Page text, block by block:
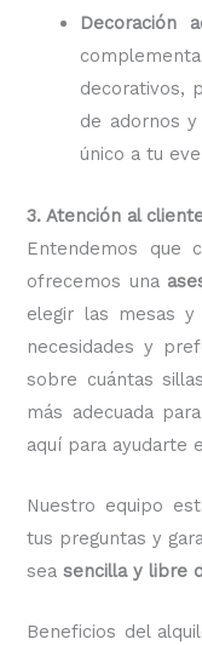
Decoración
decorativos,
de adornos y
único a tu
3. Atención al
Entendemos que
ofrecemos una
elegir las mesas
necesidades y
sobre cuántas
más adecuada
aquí para ayudarte
Nuestro equipo
tus preguntas y
seasencilla y libre
Beneficios del